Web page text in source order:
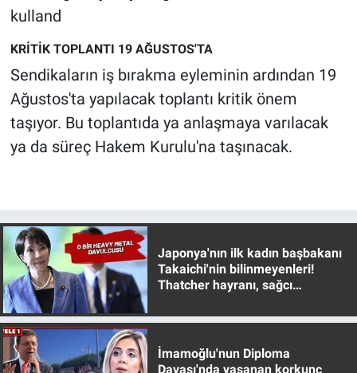
kulland
KRİTİK TOPLANTI 19 AĞUSTOS'TA
Sendikaların iş bırakma eyleminin ardından 19
Ağustos'ta yapılacak toplantı kritik önem
taşıyor. Bu toplantıda ya anlaşmaya varılacak
ya da süreç Hakem Kurulu'na taşınacak.
Japonya'nın ilk kadın başbakanı
Takaichi'nin bilinmeyenleri!
Thatcher hayranı, sağcı
İmamoğlu'nun Diploma
Davası'nda yaşanan korkunç